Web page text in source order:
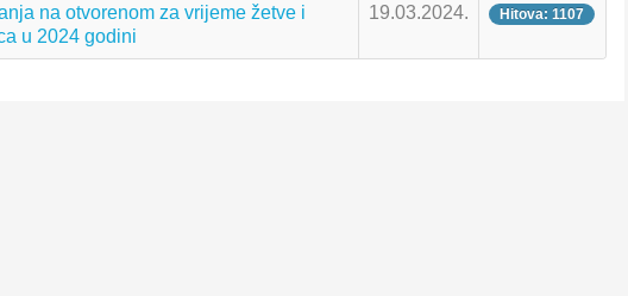
na otvorenom za vrijeme žetve i
u 2024 godini
19.03.2024. Hitova: 1107